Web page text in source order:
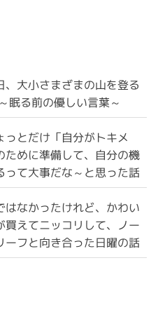
、大小さまざまの山を登る
眠る前の優しい言葉～
っとだけ「自分がトキメ
ために準備して、自分の機
って大事だな～と思った話
はなかったけれど、かわい
買えてニッコリして、ノー
ーフと向き合った日曜の話